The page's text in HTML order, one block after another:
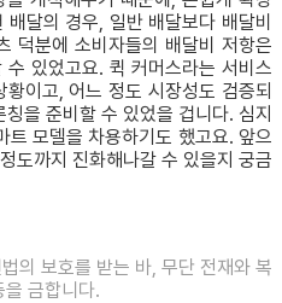
달의 경우, 일반 배달보다 배달비
덕분에 소비자들의 배달비 저항은
있었고요. 퀵 커머스라는 서비스
이고, 어느 정도 시장성도 검증되
을 준비할 수 있었을 겁니다. 심지
모델을 차용하기도 했고요. 앞으
도까지 진화해나갈 수 있을지 궁금
의 보호를 받는 바, 무단 전재와 복
금합니다.